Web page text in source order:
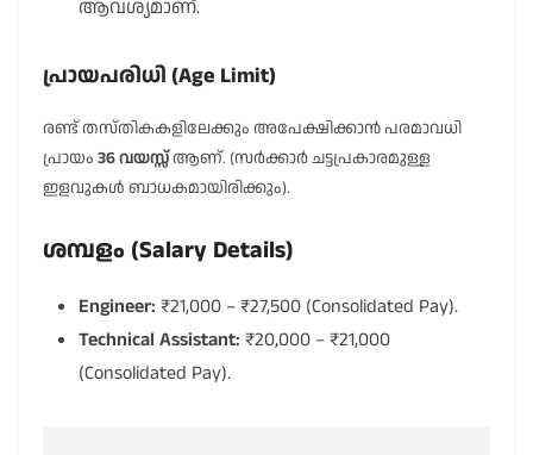
ആവശ്യമാണ്.
പ്രായപരിധി (Age Limit)
രണ്ട് തസ്തികകളിലേക്കും അപേക്ഷിക്കാൻ പരമാവധി
പ്രായം 36 വയസ്സ്ആണ്. (സർക്കാർ ചട്ടപ്രകാരമുള്ള
ഇളവുകൾ ബാധകമായിരിക്കും).
ശമ്പളം (Salary Details)
Engineer: ₹21,000 – ₹27,500 (Consolidated Pay).
Technical Assistant: ₹20,000 – ₹21,000
(Consolidated Pay).